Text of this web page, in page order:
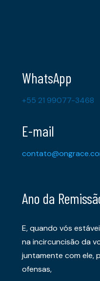
WhatsApp
+55 21 99077-3468
E-mail
Ano da
E, quando vós
na incircuncisão da
juntamente com ele,
ofensas,